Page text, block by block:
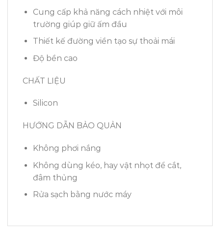
Cung cấp khả năng cách nhiệt với môi
trường giúp giữ ấm đầu
Thiết kế đường viền tạo sự thoải mái
Độ bền cao
CHẤT LIỆU
Silicon
HƯỚNG DẪN BẢO QUẢN
Không phơi nắng
Không dùng kéo, hay vật nhọt để cắt,
đâm thủng
Rửa sạch bằng nước máy